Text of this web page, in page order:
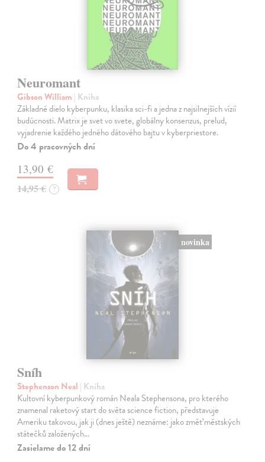
Neuromant
Gibson William | Kniha
Základné dielo kyberpunku, klasika sci-fi a jedna z najsilnejších vízií
budúcnosti. Matrix je svet vo svete, globálny konsenzus, prelud,
vyjadrenie každého jedného dátového bajtu v kyberpriestore.
Do 4 pracovných dní
13,90 €
14,95 € ?
novinka
Sníh
Stephenson Neal | Kniha
Kultovní kyberpunkový román Neala Stephensona, pro kterého
znamenal raketový start do světa science fiction, představuje
Ameriku takovou, jak ji (dnes ještě) neznáme: jako změť městských
státečků založených…
Zasielame do 12 dní